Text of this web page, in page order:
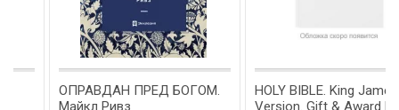
ОПРАВДАН ПРЕД БОГОМ.
Майкл Ривз
HOLY BIBLE. King James
Version. Gift & Award Bible.